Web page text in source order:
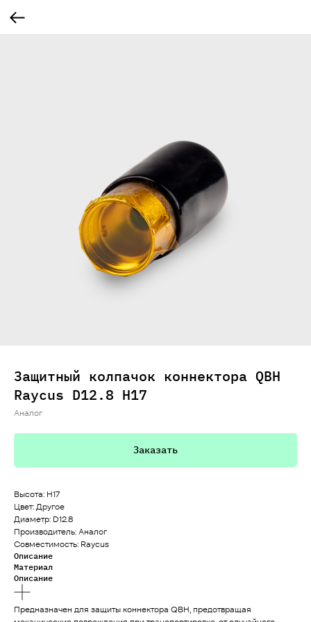
Защитный колпачок коннектора QBH
Raycus D12.8 H17
Аналог
Заказать
Высота: H17
Цвет: Другое
Диаметр: D12.8
Производитель: Аналог
Совместимость: Raycus
Описание
Материал
Описание
Предназначен для защиты коннектора QBH, предотвращая